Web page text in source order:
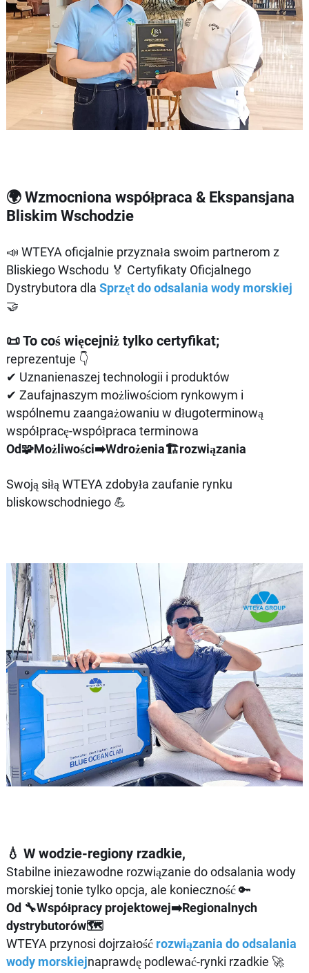
🌍 Wzmocniona współpraca & Ekspansjana
Bliskim Wschodzie
📣 WTEYA oficjalnie przyznała swoim partnerom z
Bliskiego Wschodu 🏅 Certyfikaty Oficjalnego
Dystrybutora dla Sprzęt do odsalania wody morskiej
🤝
📜 To coś więcejniż tylko certyfikat;
reprezentuje 👇
✔ Uznanienaszej technologii i produktów
✔ Zaufajnaszym możliwościom rynkowym i
wspólnemu zaangażowaniu w długoterminową
współpracę-współpraca terminowa
Od🧩Możliwości➡️Wdrożenia🏗️rozwiązania
Swoją siłą WTEYA zdobyła zaufanie rynku
bliskowschodniego 💪
💧 W wodzie-regiony rzadkie,
Stabilne iniezawodne rozwiązanie do odsalania wody
morskiej tonie tylko opcja, ale konieczność 🔑
Od 🔧Współpracy projektowej➡️Regionalnych
dystrybutorów🗺️
WTEYA przynosi dojrzałość rozwiązania do odsalania
wody morskiejnaprawdę podlewać-rynki rzadkie 🚀